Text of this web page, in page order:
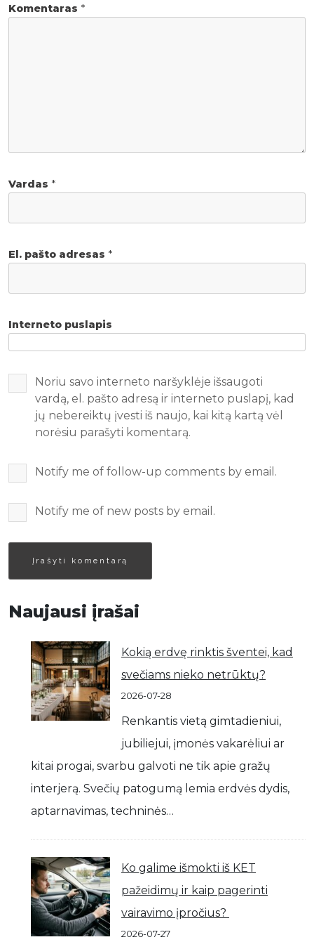
Komentaras *
Vardas *
El. pašto adresas *
Interneto puslapis
Noriu savo interneto naršyklėje išsaugoti
vardą, el. pašto adresą ir interneto puslapį, kad
jų nebereiktų įvesti iš naujo, kai kitą kartą vėl
norėsiu parašyti komentarą.
Notify me of follow-up comments by email.
Notify me of new posts by email.
Naujausi įrašai
Kokią erdvę rinktis šventei, kad
svečiams nieko netrūktų?
2026-07-28
Renkantis vietą gimtadieniui,
jubiliejui, įmonės vakarėliui ar
kitai progai, svarbu galvoti ne tik apie gražų
interjerą. Svečių patogumą lemia erdvės dydis,
aptarnavimas, techninės…
Ko galime išmokti iš KET
pažeidimų ir kaip pagerinti
vairavimo įpročius?
2026-07-27